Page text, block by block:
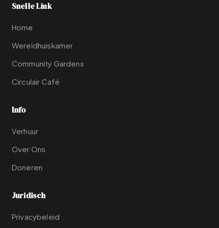
Snelle Link
Home
Wereldhuiskamer
Community Gardens
Circulair Café
Info
Verhuur
Over Ons
Doneren
Juridisch
Privacybeleid